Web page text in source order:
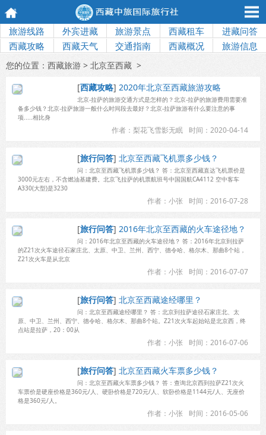
旅游线路 外宾进藏 旅游景点 西藏租车
进藏问答
西藏攻略
西藏天气 交通指南 西藏概况 旅游信息
您的位置： 西藏旅游 > 北京至西藏 >
[西藏攻略] 2020年北京至西藏旅游攻略
北京-拉萨的旅游交通方式是怎样的？北京-拉萨的旅游费用需要准
备多少钱？北京-拉萨旅游一般什么时间段去最好？北京-拉萨旅游有什么要注意的事
项.....相比身
时间：2020-04-14
作者：梨花飞雪影无眠
[旅行问答] 北京至西藏飞机票多少钱？
问：北京至西藏飞机票多少钱？ 答：北京至西藏直达飞机票价是
3000元左右，不含燃油基建费。北京飞拉萨的机票航班号中国国航CA4112 空中客车
A330(大型)是3230
时间：2016-07-28
作者：小张
[旅行问答] 2016年北京至西藏的火车途径地？
问：2016年北京至西藏的火车途径地？ 答：2016年北京到拉萨
的Z21次火车途径石家庄北、太原、中卫、兰州、西宁、德令哈、格尔木、那曲8个站，
Z21次火车是从北京
时间：2016-07-07
作者：小张
[旅行问答] 北京至西藏途经哪里？
问：北京至西藏途经哪里？ 答：北京到拉萨途径石家庄北、太
原、中卫、兰州、西宁、德令哈、格尔木、那曲8个站。Z21次火车起始站是北京西，终
点站是拉萨，20：00从
时间：2016-07-06
作者：小张
[旅行问答] 北京至西藏火车票多少钱？
问：北京至西藏火车票多少钱？ 答：查询北京西到拉萨Z21次火
车票价是硬座价格是360元/人、硬卧价格是720元/人、软卧价格是1144元/人、无座价
格是360元/人。
时间：2016-05-06
作者：小张